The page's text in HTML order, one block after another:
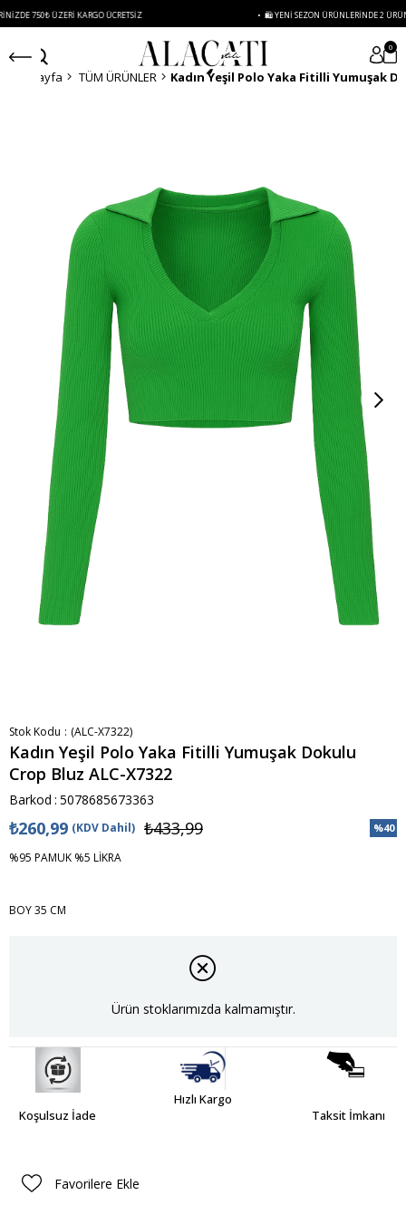
750₺ ÜZERI KARGO ÜCRETSIZ • 🛍️ YENI SEZON ÜRÜNLERINDE 2 ÜRÜN VE
0
Anasayfa TÜM ÜRÜNLER
Stok Kodu (ALC-X7322)
Kadın Yeşil Polo Yaka Fitilli Yumuşak Dokulu
Crop Bluz ALC-X7322
Barkod : 5078685673363
%40
₺433,99
₺260,99 (KDV Dahil)
%95 PAMUK %5 LİKRA
BOY 35 CM
Ürün stoklarımızda kalmamıştır.
Koşulsuz İade
Hızlı Kargo
Taksit İmkanı
Favorilere Ekle